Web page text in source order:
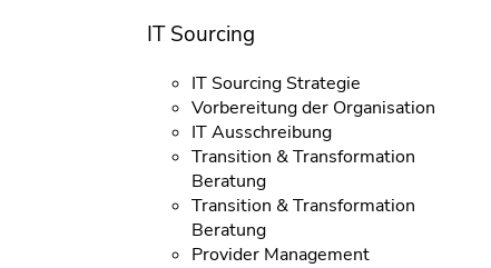
IT Sourcing
IT Sourcing Strategie
Vorbereitung der Organisation
IT Ausschreibung
Transition & Transformation
Beratung
Transition & Transformation
Beratung
Provider Management